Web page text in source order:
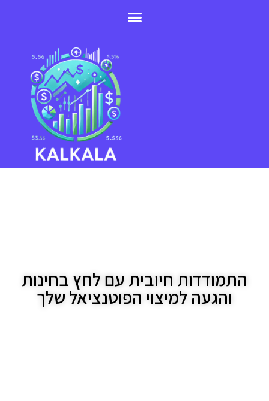
התמודדות חיובית עם לחץ בחינות
והגעה למיצוי הפוטנציאל שלך